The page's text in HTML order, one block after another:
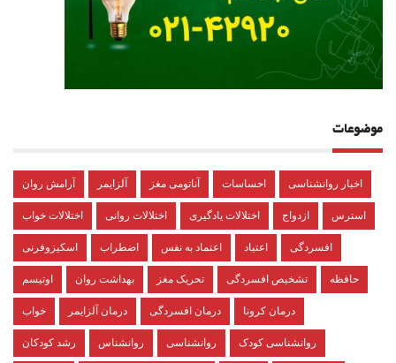
موضوعات
آرامش روان آلزایمر آناتومی مغز احساسات اخبار روانشناسی
اختلالات خواب اختلالات روانی اختلالات یادگیری ازدواج استرس
اسکیزوفرنی اضطراب اعتماد به نفس اعتیاد افسردگی
اوتیسم بهداشت روان تحریک مغز تشخیص افسردگی حافظه
خواب درمان آلزایمر درمان افسردگی درمان کرونا
رشد کودکان روانشناس روانشناسی روانشناسی کودک